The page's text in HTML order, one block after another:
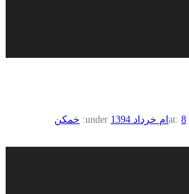
at: 8ام خرداد 1394 under: خمکن